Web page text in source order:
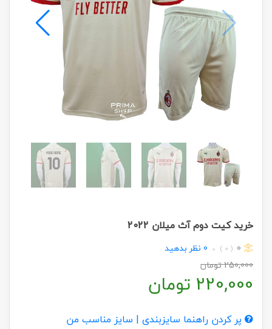
خرید کیت دوم آث میلان 2022
0
( 0 )
0 نظر بدهید
250,000تومان
220,000 تومان
پر کردن راهنما سایزبندی | سایز مناسب من